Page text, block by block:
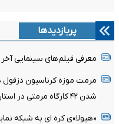
پربازدیدها
معرفی فیلم‌های سینمایی
مرمت موزه کرناسیون
شدن ۴۲ کارگاه مرمتی در استان
«هیولا»ی کره ای به شبکه